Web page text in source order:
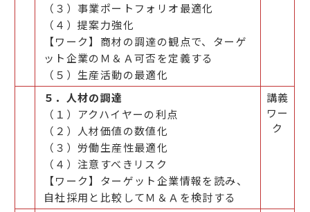
（３）事業ポートフォリオ最適化
（４）提案力強化
【ワーク】商材の調達の観点で、ターゲ
ット企業のＭ＆Ａ可否を定義する
（５）生産活動の最適化
５．人材の調達
（１）アクハイヤーの利点
（２）人材価値の数値化
（３）労働生産性最適化
（４）注意すべきリスク
【ワーク】ターゲット企業情報を読み、
自社採用と比較してＭ＆Ａを検討する
講義
ワー
ク